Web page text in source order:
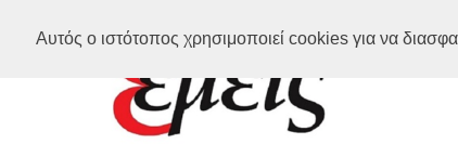
Αυτός ο ιστότοπος χρησιμοποιεί cookies για να